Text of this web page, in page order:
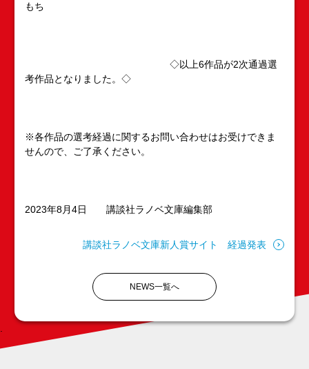
もち
◇以上6作品が2次通過選
考作品となりました。◇
※各作品の選考経過に関するお問い合わせはお受けできま
せんので、ご了承ください。
2023年8月4日 講談社ラノベ文庫編集部
講談社ラノベ文庫新人賞サイト 経過発表
NEWS一覧へ